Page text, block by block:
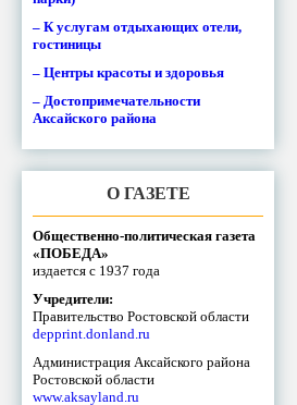
– К услугам отдыхающих отели,
гостиницы
– Центры красоты и здоровья
– Достопримечательности
Аксайского района
О ГАЗЕТЕ
Общественно-политическая газета
«ПОБЕДА»
издается с 1937 года
Учредители:
Правительство Ростовской области
depprint.donland.ru
Администрация Аксайского района
Ростовской области
www.aksayland.ru